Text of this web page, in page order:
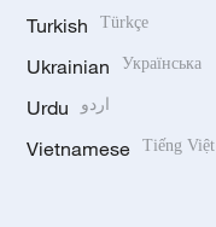
Turkish Türkçe
Ukrainian Українська
Urdu اردو
Vietnamese Tiếng Việt